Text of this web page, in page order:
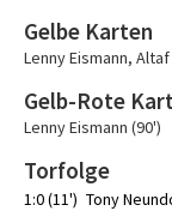
Gelbe Karten
Lenny Eismann, Altaf
Gelb-Rote
Lenny Eismann (90')
Torfolge
1:0 (11') Tony